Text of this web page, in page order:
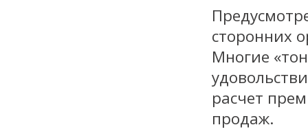
сторонних
Многие
расчет
продаж.